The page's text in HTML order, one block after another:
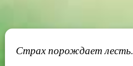
Страх порождает лесть.